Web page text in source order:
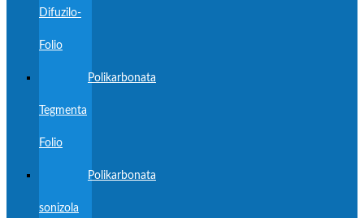
Difuzilo-
Folio
Polikarbonata
Tegmenta
Folio
Polikarbonata
sonizola